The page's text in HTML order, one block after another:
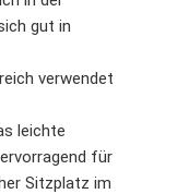
gut in
verwendet
leichte
für
Sitzplatz im